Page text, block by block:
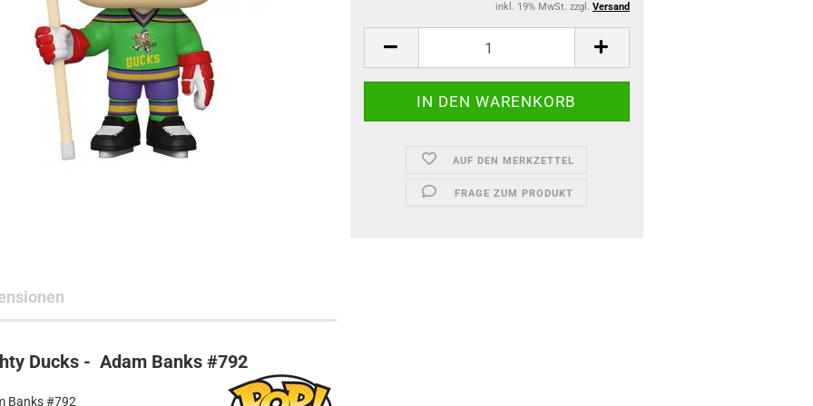
Subjects
Hersteller
inkl. 19% MwSt. zzgl. Versand
AUF DEN MERKZETTEL
FRAGE ZUM PRODUKT
Ducks - Adam Banks #792
Banks #792